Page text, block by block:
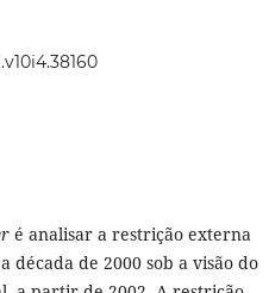
é analisar a restrição externa
de 2000 sob a visão do